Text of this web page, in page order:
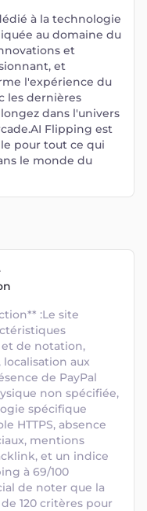
à la technologie
au domaine du
et
et
l'expérience du
les dernières
dans l'univers
Flipping est
pour tout ce qui
le monde du
:Le site
et de notation,
aux
de PayPal
non spécifiée,
spécifique
HTTPS, absence
mentions
et un indice
à 69/100
de noter que la
120 critères pour